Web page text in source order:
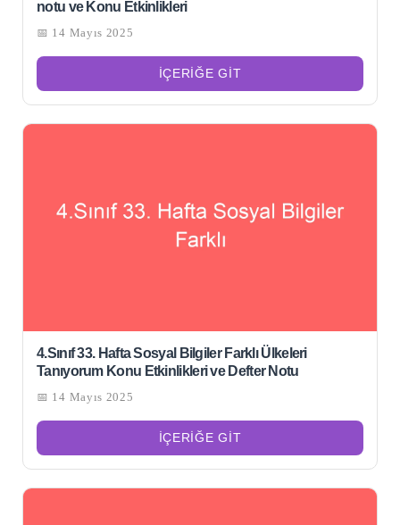
notu ve Konu Etkinlikleri
📅 14 Mayıs 2025
İÇERIĞE GIT
4.Sınıf 33. Hafta Sosyal Bilgiler Farklı Ülkeleri
Tanıyorum Konu Etkinlikleri ve Defter Notu
📅 14 Mayıs 2025
İÇERIĞE GIT